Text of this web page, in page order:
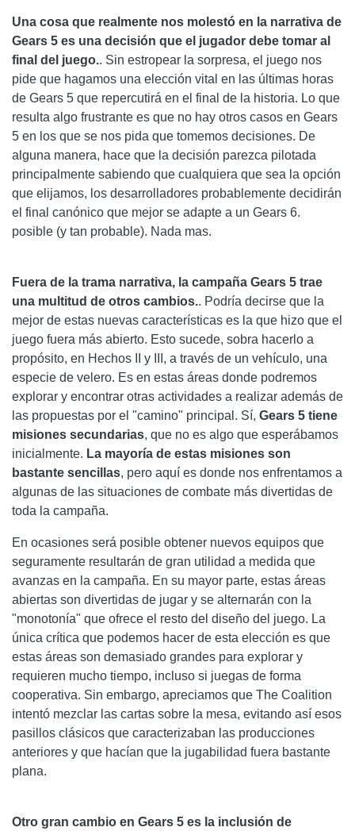
Una cosa que realmente nos molestó en la narrativa de
Gears 5 es una decisión que el jugador debe tomar al
final del juego.. Sin estropear la sorpresa, el juego nos
pide que hagamos una elección vital en las últimas horas
de Gears 5 que repercutirá en el final de la historia. Lo que
resulta algo frustrante es que no hay otros casos en Gears
5 en los que se nos pida que tomemos decisiones. De
alguna manera, hace que la decisión parezca pilotada
principalmente sabiendo que cualquiera que sea la opción
que elijamos, los desarrolladores probablemente decidirán
el final canónico que mejor se adapte a un Gears 6.
posible (y tan probable). Nada mas.
Fuera de la trama narrativa, la campaña Gears 5 trae
una multitud de otros cambios.. Podría decirse que la
mejor de estas nuevas características es la que hizo que el
juego fuera más abierto. Esto sucede, sobra hacerlo a
propósito, en Hechos II y III, a través de un vehículo, una
especie de velero. Es en estas áreas donde podremos
explorar y encontrar otras actividades a realizar además de
las propuestas por el "camino" principal. Sí, Gears 5 tiene
misiones secundarias, que no es algo que esperábamos
inicialmente. La mayoría de estas misiones son
bastante sencillas, pero aquí es donde nos enfrentamos a
algunas de las situaciones de combate más divertidas de
toda la campaña.
En ocasiones será posible obtener nuevos equipos que
seguramente resultarán de gran utilidad a medida que
avanzas en la campaña. En su mayor parte, estas áreas
abiertas son divertidas de jugar y se alternarán con la
"monotonía" que ofrece el resto del diseño del juego. La
única crítica que podemos hacer de esta elección es que
estas áreas son demasiado grandes para explorar y
requieren mucho tiempo, incluso si juegas de forma
cooperativa. Sin embargo, apreciamos que The Coalition
intentó mezclar las cartas sobre la mesa, evitando así esos
pasillos clásicos que caracterizaban las producciones
anteriores y que hacían que la jugabilidad fuera bastante
plana.
Otro gran cambio en Gears 5 es la inclusión de